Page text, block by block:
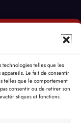
telles que les
Le fait de consentir
telles que le comportement
consentir ou de retirer son
et fonctions.